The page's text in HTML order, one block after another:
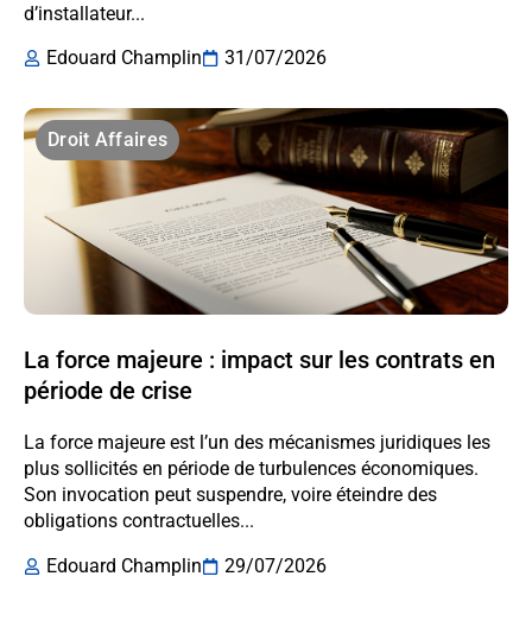
d’installateur...
Edouard Champlin
31/07/2026
Droit Affaires
La force majeure : impact sur les contrats en
période de crise
La force majeure est l’un des mécanismes juridiques les
plus sollicités en période de turbulences économiques.
Son invocation peut suspendre, voire éteindre des
obligations contractuelles...
Edouard Champlin
29/07/2026